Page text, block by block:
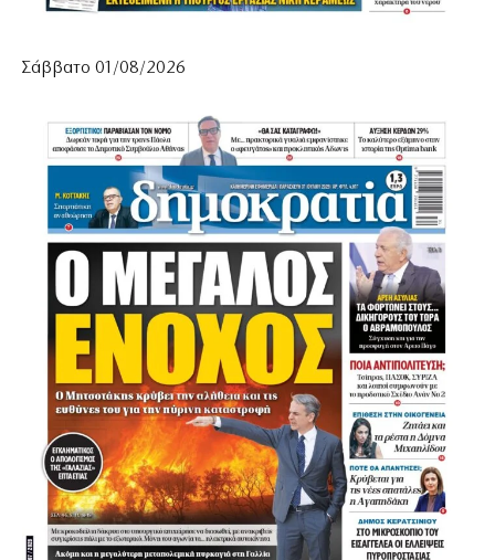
Σάββατο 01/08/2026